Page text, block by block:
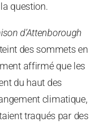
question.
d’Attenborough
des sommets en
affirmé que les
du haut des
climatique,
traqués par des